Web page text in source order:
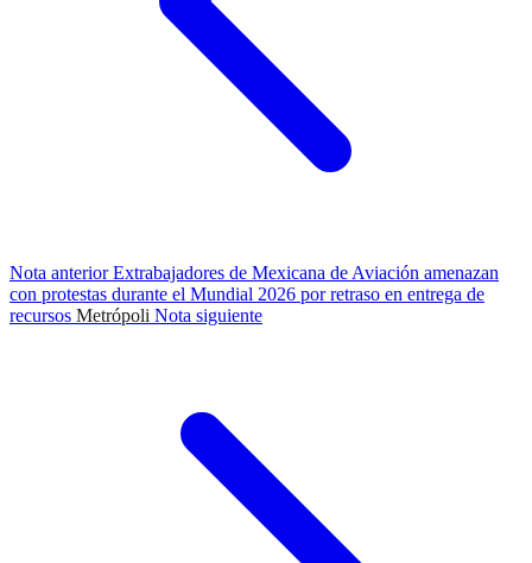
Nota anteriorExtrabajadores de Mexicana de Aviación amenazan
con protestas durante el Mundial 2026 por retraso en entrega de
recursos Metrópoli Nota siguiente